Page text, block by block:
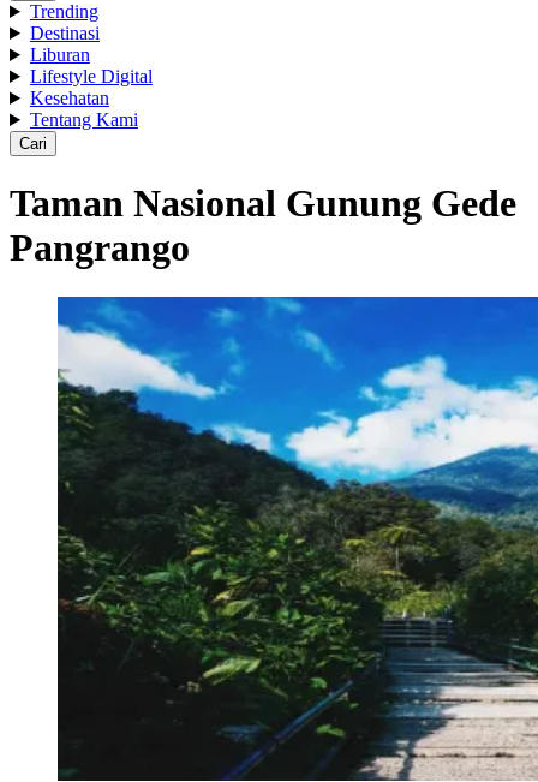
Trending
Destinasi
Liburan
Lifestyle Digital
Kesehatan
Tentang Kami
Cari
Taman Nasional Gunung Gede
Pangrango